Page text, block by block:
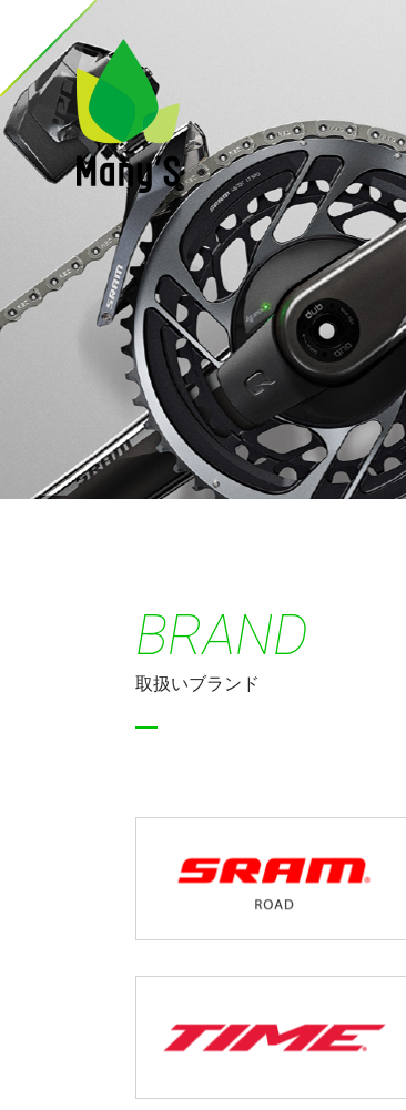
BRAND
取扱いブランド